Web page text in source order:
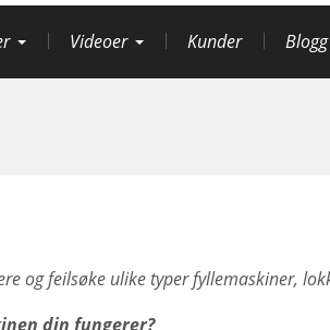
Videoer Kunder Blogg
og feilsøke ulike typer fyllemaskiner,
din fungerer?